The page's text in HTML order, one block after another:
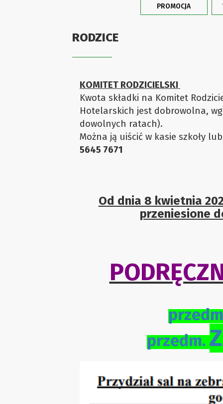
PROMOCJA
RODZICE
KOMITET RODZICIELSKI
Kwota składki na Komitet
Hotelarskich jest dobrowolna,
dowolnych ratach).
Można ją uiścić w kasie szkoły
5645 7671
Od dnia 8 kwietnia
przeniesione
przedm.